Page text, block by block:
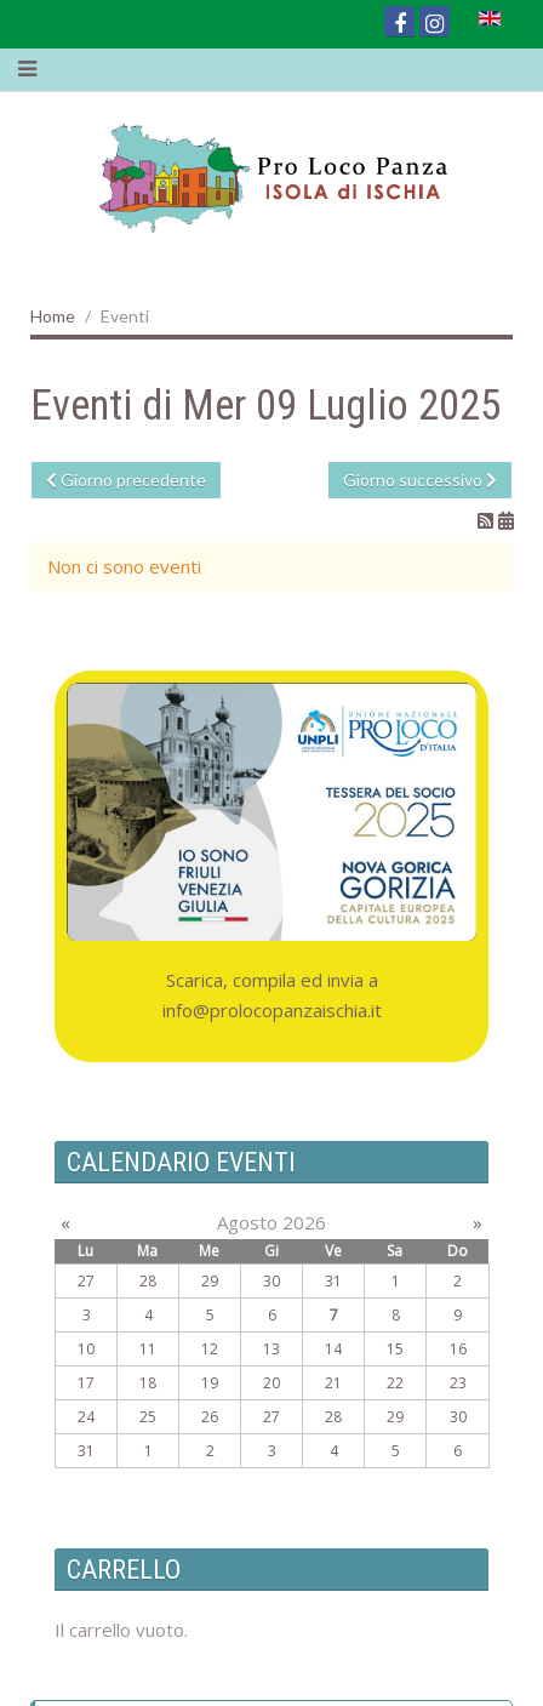
Home Eventi
Eventi di Mer 09 Luglio 2025
Giorno precedente Giorno successivo
Non ci sono eventi
Scarica, compila ed invia a
info@prolocopanzaischia.it
CALENDARIO EVENTI
« Agosto 2026 »
Lu Ma Me Gi Ve Sa
Do
27
28 29 30 31 1
2
3
4 5 6 7 8
9
10
11 12 13 14 15
16
17
18 19 20 21 22
23
24
25 26 27 28 29
30
31
1 2 3 4 5 6
CARRELLO
Il carrello vuoto.